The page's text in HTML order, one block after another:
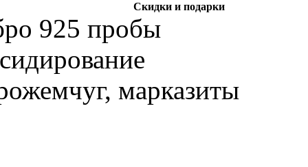
Скидки и подарки
925 пробы
марказиты